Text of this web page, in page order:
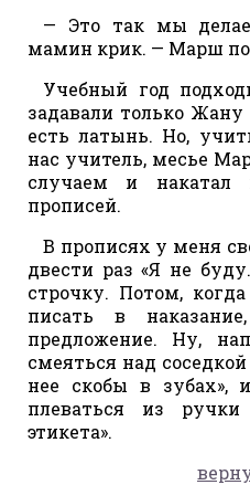
— Это так мы
мамин крик. — Марш
Учебный год
задавали только Жану
есть латынь. Но,
нас учитель, месье
случаем и накатал
прописей.
В прописях у меня
двести раз «Я не
строчку. Потом,
писать в
предложение. Ну,
смеяться над
нее скобы в зубах»,
плеваться из
этикета».